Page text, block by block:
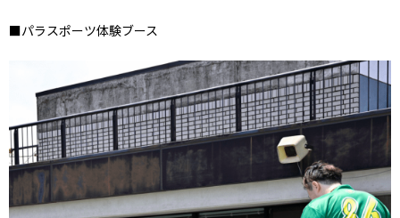
■パラスポーツ体験ブース